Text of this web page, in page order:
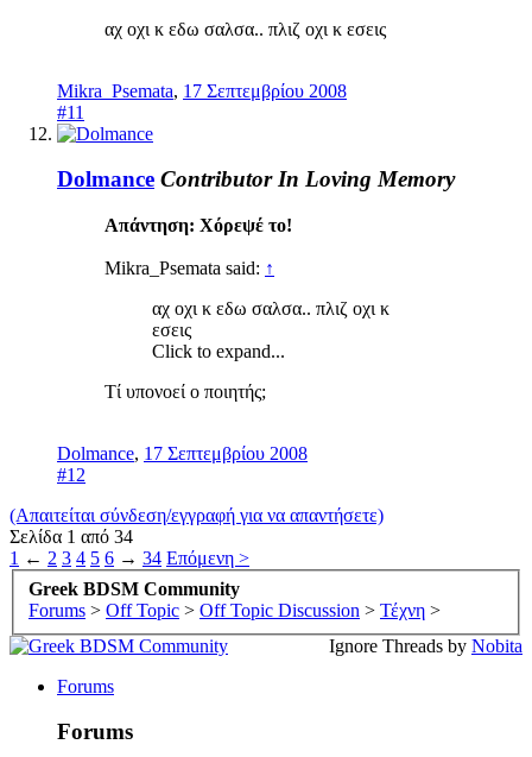
αχ οχι κ εδω σαλσα.. πλιζ οχι κ εσεις
Mikra_Psemata, 17 Σεπτεμβρίου 2008
#11
Dolmance Contributor In Loving Memory
Απάντηση: Χόρεψέ το!
Mikra_Psemata said: ↑
αχ οχι κ εδω σαλσα.. πλιζ οχι κ
εσεις
Click to expand...
Τί υπονοεί ο ποιητής;
Dolmance, 17 Σεπτεμβρίου 2008
#12
(Απαιτείται σύνδεση/εγγραφή για να απαντήσετε)
Σελίδα 1 από 34
1 ← 2 3 4 5 6 → 34 Επόμενη >
Greek BDSM Community
Forums > Off Topic > Off Topic Discussion > Τέχνη >
Ignore Threads by Nobita
Forums
Forums